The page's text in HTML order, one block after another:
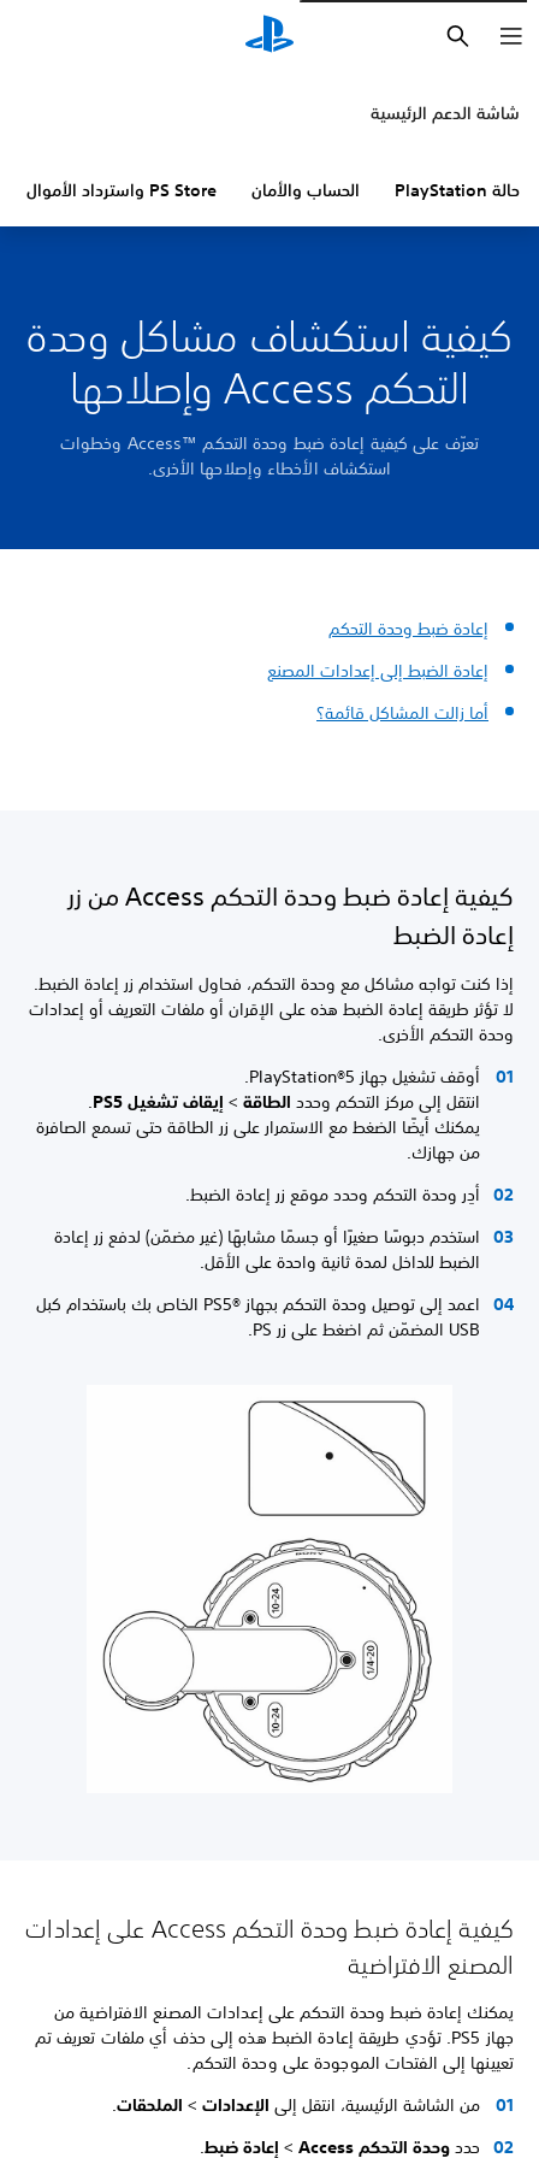
شاشة الدعم الرئيسية
حالة PlayStation الحساب والأمان PS Store واسترداد الأموال
كيفية استكشاف مشاكل وحدة
التحكم Access وإصلاحها
تعرّف على كيفية إعادة ضبط وحدة التحكم Access™‎ وخطوات
استكشاف الأخطاء وإصلاحها الأخرى.
إعادة ضبط وحدة التحكم
إعادة الضبط إلى إعدادات المصنع
أما زالت المشاكل قائمة؟
كيفية إعادة ضبط وحدة التحكم Access من زر
إعادة الضبط
إذا كنت تواجه مشاكل مع وحدة التحكم، فحاول استخدام زر إعادة الضبط.
لا تؤثر طريقة إعادة الضبط هذه على الإقران أو ملفات التعريف أو إعدادات
وحدة التحكم الأخرى.
أوقف تشغيل جهاز PlayStation®5.
انتقل إلى مركز التحكم وحدد الطاقة > إيقاف تشغيل PS5
.
يمكنك أيضًا الضغط مع الاستمرار على زر الطاقة حتى تسمع الصافرة
من جهازك.
أدِر وحدة التحكم وحدد موقع زر إعادة الضبط.
استخدم دبوسًا صغيرًا أو جسمًا مشابهًا (غير مضمّن) لدفع زر إعادة
الضبط للداخل لمدة ثانية واحدة على الأقل.
اعمد إلى توصيل وحدة التحكم بجهاز PS5®‎ الخاص بك باستخدام كبل
USB المضمّن ثم اضغط على زر PS.
كيفية إعادة ضبط وحدة التحكم Access على إعدادات
المصنع الافتراضية
يمكنك إعادة ضبط وحدة التحكم على إعدادات المصنع الافتراضية من
جهاز PS5. تؤدي طريقة إعادة الضبط هذه إلى حذف أي ملفات تعريف تم
تعيينها إلى الفتحات الموجودة على وحدة التحكم.
من الشاشة الرئيسية، انتقل إلى الإعدادات > الملحقات.
حدد وحدة التحكم Access > إعادة ضبط.